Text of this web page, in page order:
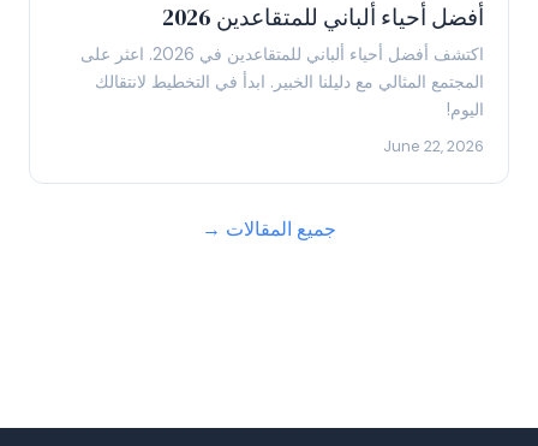
أفضل أحياء ألباني للمتقاعدين 2026
اكتشف أفضل أحياء ألباني للمتقاعدين في 2026. اعثر على
المجتمع المثالي مع دليلنا الخبير. ابدأ في التخطيط لانتقالك
اليوم!
June 22, 2026
جميع المقالات →